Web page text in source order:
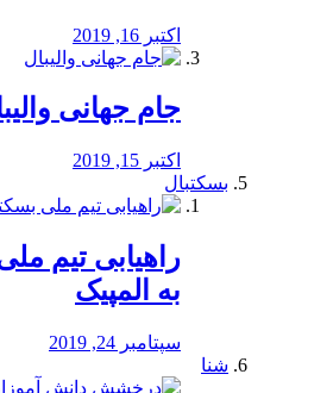
اکتبر 16, 2019
جام جهانی
اکتبر 15, 2019
بسکتبال
راهیابی تیم
به المپیک
سپتامبر 24, 2019
شنا